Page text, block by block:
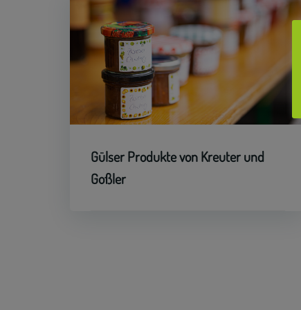
Gülser Produkte von Kreuter und
Goßler